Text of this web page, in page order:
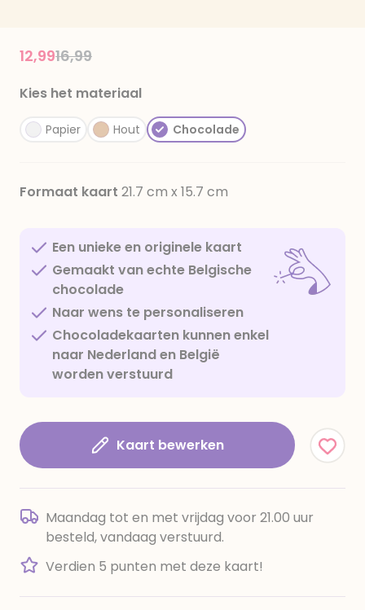
Price reduced from
16,99to
12,99
Kies het materiaal
Papier Hout Chocolade
Formaat kaart 21.7 cm x 15.7 cm
Een unieke en originele kaart
Gemaakt van echte Belgische
chocolade
Naar wens te personaliseren
Chocoladekaarten kunnen enkel
naar Nederland en België
worden verstuurd
Kaart bewerken
Maandag tot en met vrijdag voor 21.00 uur
besteld, vandaag verstuurd.
Verdien 5 punten met deze kaart!